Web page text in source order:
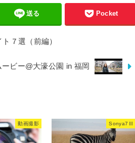
送る Pocket
７選（前編）
ビー@大濠公園 in 福岡
動画撮影 Sonya7Ⅲ